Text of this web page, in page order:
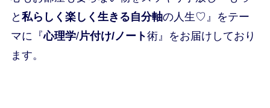
と 私らしく楽しく生きる自分軸の人生♡』
をテー
マに『心理学/片付け/ノート術』をお届けしており
ます。